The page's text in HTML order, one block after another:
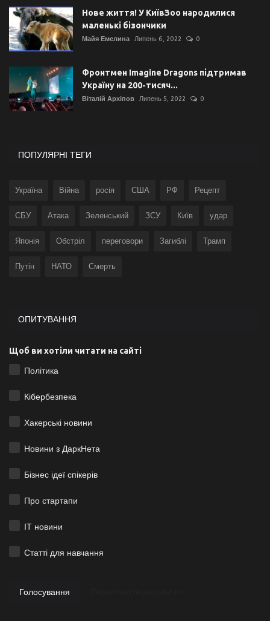
Нове життя! У КиївЗоо народилися
маленькі бізончики
Майя Емелина Липень 6, 2022 0
Фронтмен Imagine Dragons підтримав
Україну на 200-тисяч...
Віталій Архіпов Липень 5, 2022 0
ПОПУЛЯРНІ ТЕГИ
Україна Війна росія США РФ Рецепт
СБУ Атака Зеленський ЗСУ Київ удар
Японія Обстріл переговори Загиблі Трамп
Путін НАТО Смерть
ОПИТУВАННЯ
Щоб ви хотіли читати на сайті
Політика
Кібербезпека
Хакерські новини
Новини з ДаркНета
Бізнес ідеї спікерів
Про стартапи
ІТ новини
Статті для навчання
Голосування